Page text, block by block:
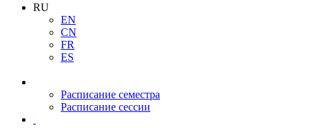
RU
EN
CN
FR
ES
Расписание семестра
Расписание сессии